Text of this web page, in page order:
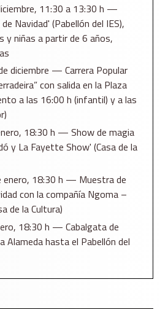
11:30 a 13:30 h —
Navidad' (Pabellón del IES),
y niñas a partir de 6 años,
diciembre — Carrera Popular
con salida en la Plaza
a las 16:00 h (infantil) y a las
18:30 h — Show de magia
y La Fayette Show' (Casa de la
enero, 18:30 h — Muestra de
con la compañía Ngoma –
de la Cultura)
18:30 h — Cabalgata de
Alameda hasta el Pabellón del